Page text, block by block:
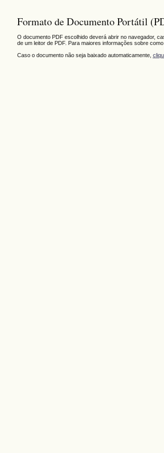
Formato de Documento Portátil
O documento PDF escolhido deverá abrir no navegador,
de um leitor de PDF. Para maiores informações sobre
Caso o documento não seja baixado automaticamente,